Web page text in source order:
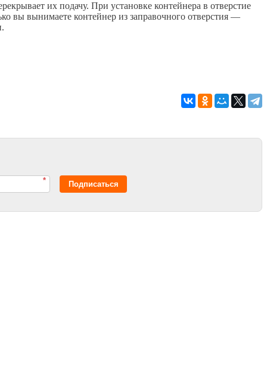
их подачу. При установке контейнера в отверстие
вы вынимаете контейнер из заправочного отверстия —
* Подписаться